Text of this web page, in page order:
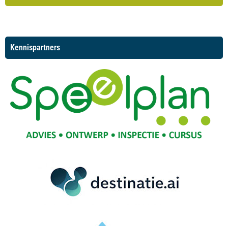
Kennispartners